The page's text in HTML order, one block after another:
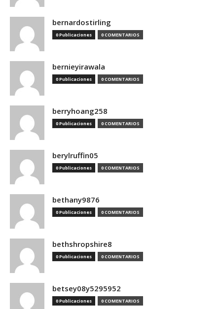
bernardostirling
0 Publicaciones 0 COMENTARIOS
bernieyirawala
0 Publicaciones 0 COMENTARIOS
berryhoang258
0 Publicaciones 0 COMENTARIOS
berylruffin05
0 Publicaciones 0 COMENTARIOS
bethany9876
0 Publicaciones 0 COMENTARIOS
bethshropshire8
0 Publicaciones 0 COMENTARIOS
betsey08y5295952
0 Publicaciones 0 COMENTARIOS